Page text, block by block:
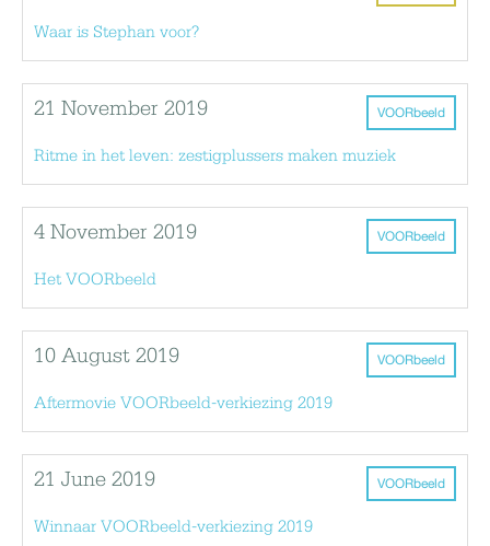
Waar is Stephan voor?
VOORbeeld
21 November 2019
Ritme in het leven: zestigplussers maken muziek
VOORbeeld
4 November 2019
Het VOORbeeld
VOORbeeld
10 August 2019
Aftermovie VOORbeeld-verkiezing 2019
VOORbeeld
21 June 2019
Winnaar VOORbeeld-verkiezing 2019